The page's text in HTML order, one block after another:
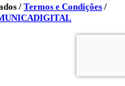
/ Termos e Condições /